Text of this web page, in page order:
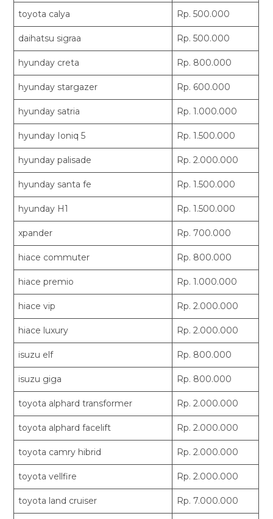
toyota calya Rp. 500.000
daihatsu sigraa Rp. 500.000
hyunday creta Rp. 800.000
hyunday stargazer Rp. 600.000
hyunday satria Rp. 1.000.000
hyunday Ioniq 5 Rp. 1.500.000
hyunday palisade Rp. 2.000.000
hyunday santa fe Rp. 1.500.000
hyunday H1 Rp. 1.500.000
xpander Rp. 700.000
hiace commuter Rp. 800.000
hiace premio Rp. 1.000.000
hiace vip Rp. 2.000.000
hiace luxury Rp. 2.000.000
isuzu elf Rp. 800.000
isuzu giga Rp. 800.000
toyota alphard transformer Rp. 2.000.000
toyota alphard facelift Rp. 2.000.000
toyota camry hibrid Rp. 2.000.000
toyota vellfire Rp. 2.000.000
toyota land cruiser Rp. 7.000.000